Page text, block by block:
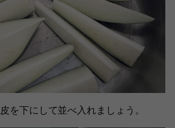
を下にして並べ入れましょう。